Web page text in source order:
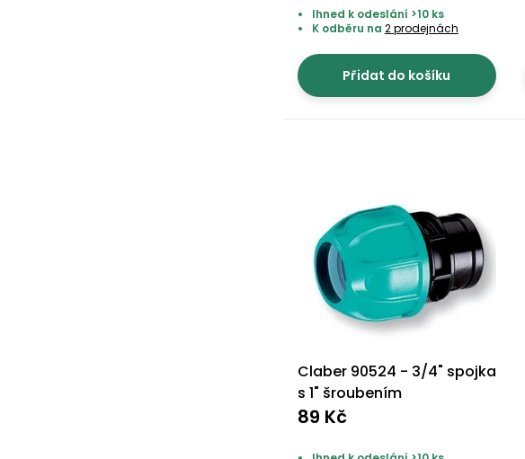
Ihned k odeslání >10 ks
K odběru na 2 prodejnách
Přidat do košíku
Claber 90524 - 3/4" spojka
s 1" šroubením
89 Kč